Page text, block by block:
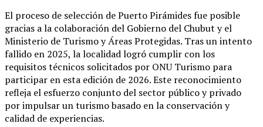
El proceso de selección de Puerto Pirámides fue posible
gracias a la colaboración del Gobierno del Chubut y el
Ministerio de Turismo y Áreas Protegidas. Tras un intento
fallido en 2025, la localidad logró cumplir con los
requisitos técnicos solicitados por ONU Turismo para
participar en esta edición de 2026. Este reconocimiento
refleja el esfuerzo conjunto del sector público y privado
por impulsar un turismo basado en la conservación y
calidad de experiencias.